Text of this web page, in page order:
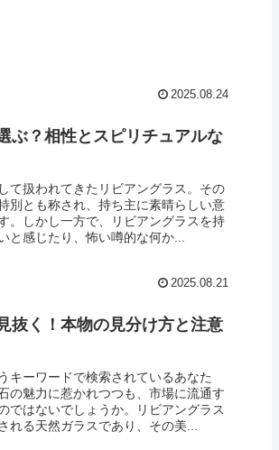
2025.08.24
ぶ？相性とスピリチュアルな
て扱われてきたリビアングラス。その
別とも称され、持ち主に素晴らしい意
。しかし一方で、リビアングラスを持
と感じたり、怖い噂的な何か...
2025.08.21
抜く！本物の見分け方と注意
キーワードで検索されているあなた
の魅力に惹かれつつも、市場に流通す
ではないでしょうか。リビアングラス
れる天然ガラスであり、その美...